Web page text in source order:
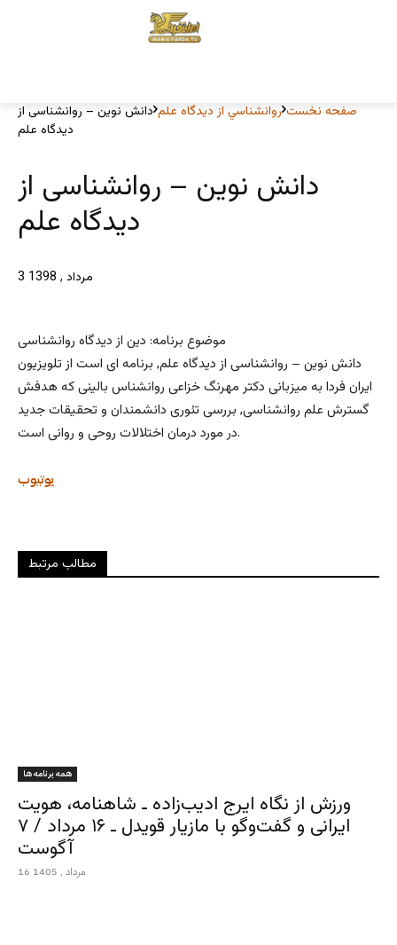
صفحه نخست روانشناسي از ديدگاه علم دانش نوین – روانشناسی از
دیدگاه علم
دانش نوین – روانشناسی از
دیدگاه علم
3 مرداد , 1398
موضوع برنامه: دین از دیدگاه روانشناسی
دانش نوین – روانشناسی از دیدگاه علم, برنامه ای است از تلویزیون
ایران فردا به میزبانی دکتر مهرنگ خزاعی روانشناس بالینی که هدفش
گسترش علم روانشناسی, بررسی تئوری دانشمندان و تحقیقات جدید
در مورد درمان اختلالات روحی و روانی است.
یوتیوب
مطالب مرتبط
همه برنامه ها
ورزش از نگاه ایرج ادیب‌زاده ـ شاهنامه، هویت
ایرانی و گفت‌وگو با مازیار قویدل ـ ۱۶ مرداد / ۷
آگوست
16 مرداد , 1405